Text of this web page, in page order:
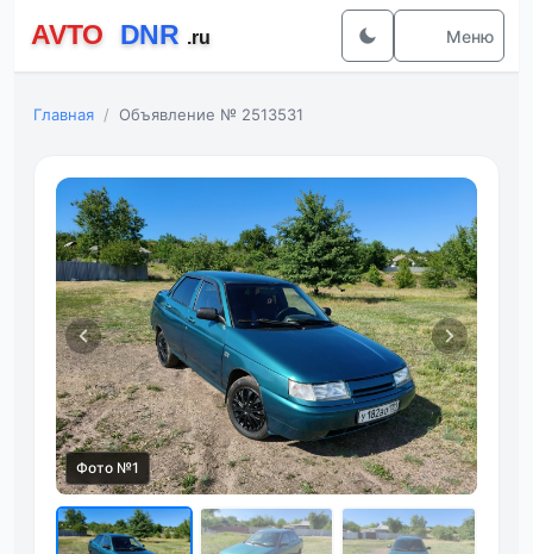
Меню
Главная Объявление № 2513531
Фото №1